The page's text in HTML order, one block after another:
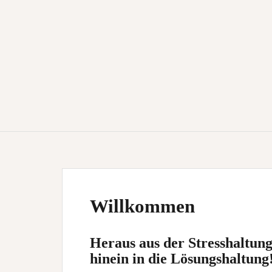
Willkommen
Heraus aus der
hinein in die